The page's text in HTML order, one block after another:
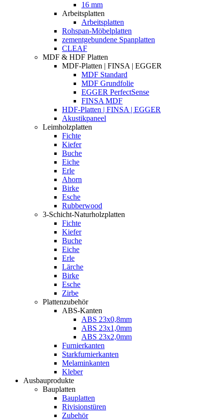
16 mm
Arbeitsplatten
Arbeitsplatten
Rohspan-Möbelplatten
zementgebundene Spanplatten
CLEAF
MDF & HDF Platten
MDF-Platten | FINSA | EGGER
MDF Standard
MDF Grundfolie
EGGER PerfectSense
FINSA MDF
HDF-Platten | FINSA | EGGER
Akustikpaneel
Leimholzplatten
Fichte
Kiefer
Buche
Eiche
Erle
Ahorn
Birke
Esche
Rubberwood
3-Schicht-Naturholzplatten
Fichte
Kiefer
Buche
Eiche
Erle
Lärche
Birke
Esche
Zirbe
Plattenzubehör
ABS-Kanten
ABS 23x0,8mm
ABS 23x1,0mm
ABS 23x2,0mm
Furnierkanten
Starkfurnierkanten
Melaminkanten
Kleber
Ausbauprodukte
Bauplatten
Bauplatten
Rivisionstüren
Zubehör